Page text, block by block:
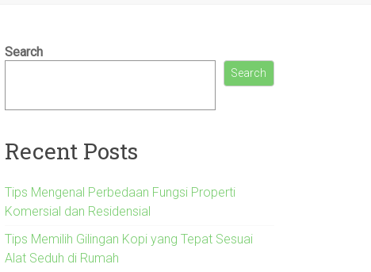
Search
Search
Recent Posts
Tips Mengenal Perbedaan Fungsi Properti
Komersial dan Residensial
Tips Memilih Gilingan Kopi yang Tepat Sesuai
Alat Seduh di Rumah